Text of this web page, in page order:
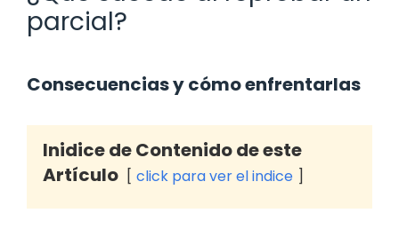
parcial?
Consecuencias y cómo enfrentarlas
Inidice de Contenido de este
Artículo
click para ver el indice